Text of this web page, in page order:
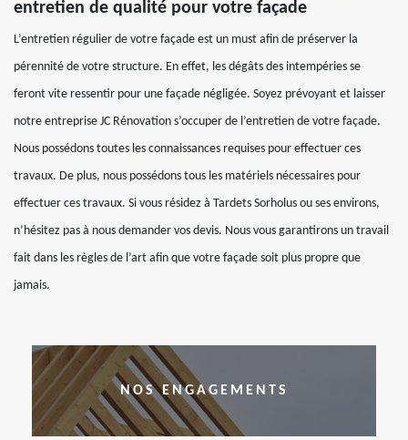
entretien de qualité pour votre façade
L’entretien régulier de votre façade est un must afin de préserver la
pérennité de votre structure. En effet, les dégâts des intempéries se
feront vite ressentir pour une façade négligée. Soyez prévoyant et laisser
notre entreprise JC Rénovation s’occuper de l’entretien de votre façade.
Nous possédons toutes les connaissances requises pour effectuer ces
travaux. De plus, nous possédons tous les matériels nécessaires pour
effectuer ces travaux. Si vous résidez à Tardets Sorholus ou ses environs,
n’hésitez pas à nous demander vos devis. Nous vous garantirons un travail
fait dans les règles de l’art afin que votre façade soit plus propre que
jamais.
NOS ENGAGEMENTS